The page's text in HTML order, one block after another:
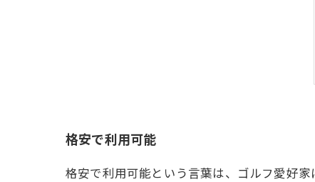
格安で利用可能
格安で利用可能という言葉は、ゴルフ愛好